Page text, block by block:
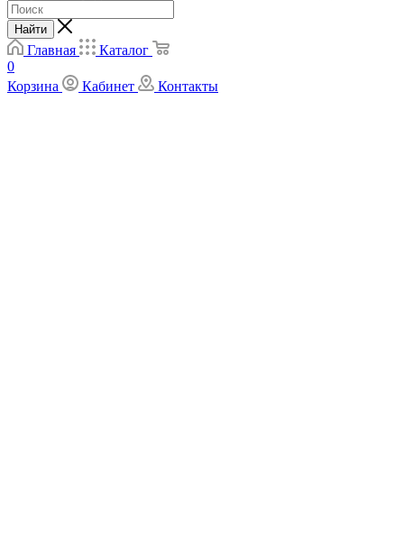
Найти
Главная
Каталог
0
Корзина
Кабинет Контакты